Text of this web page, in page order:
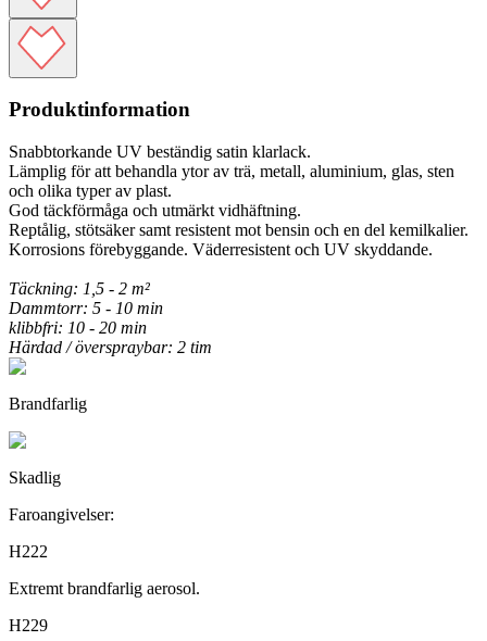
Produktinformation
Snabbtorkande UV beständig satin klarlack.
Lämplig för att behandla ytor av trä, metall, aluminium, glas, sten
och olika typer av plast.
God täckförmåga och utmärkt vidhäftning.
Reptålig, stötsäker samt resistent mot bensin och en del kemilkalier.
Korrosions förebyggande. Väderresistent och UV skyddande.
Täckning: 1,5 - 2 m²
Dammtorr: 5 - 10 min
klibbfri: 10 - 20 min
Härdad / överspraybar: 2 tim
Brandfarlig
Skadlig
Faroangivelser:
H222
Extremt brandfarlig aerosol.
H229